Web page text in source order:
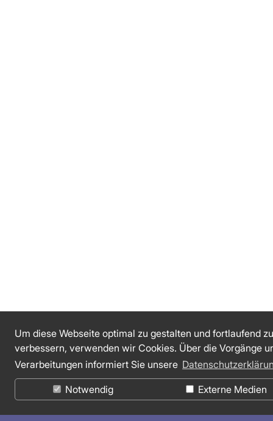
Um diese Webseite optimal zu gestalten und fortlaufend zu
verbessern, verwenden wir Cookies. Über die Vorgänge
Verarbeitungen informiert Sie unsere
Notwendig Externe Medien